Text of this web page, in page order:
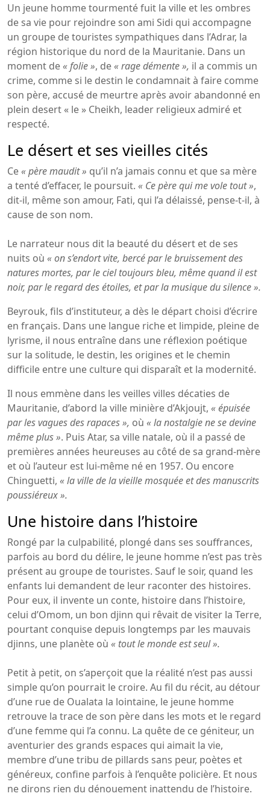
Un jeune homme tourmenté fuit la ville et les ombres
de sa vie pour rejoindre son ami Sidi qui accompagne
un groupe de touristes sympathiques dans l’Adrar, la
région historique du nord de la Mauritanie. Dans un
moment de« folie », de« rage démente », il a commis un
crime, comme si le destin le condamnait à faire comme
son père, accusé de meurtre après avoir abandonné en
plein desert « le » Cheikh, leader religieux admiré et
respecté.
Le désert et ses vieilles cités
Ce« père maudit » qu’il n’a jamais connu et que sa mère
a tenté d’effacer, le poursuit. « Ce père qui me vole tout »,
dit-il, même son amour, Fati, qui l’a délaissé, pense-t-il, à
cause de son nom.
Le narrateur nous dit la beauté du désert et de ses
nuits où « on s’endort vite, bercé par le bruissement des
natures mortes, par le ciel toujours bleu, même quand il est
noir, par le regard des étoiles, et par la musique du silence ».
Beyrouk, fils d’instituteur, a dès le départ choisi d’écrire
en français. Dans une langue riche et limpide, pleine de
lyrisme, il nous entraîne dans une réflexion poétique
sur la solitude, le destin, les origines et le chemin
difficile entre une culture qui disparaît et la modernité.
Il nous emmène dans les veilles villes décaties de
Mauritanie, d’abord la ville minière d’Akjoujt, « épuisée
par les vagues des rapaces », où « la nostalgie ne se devine
même plus ». Puis Atar, sa ville natale, où il a passé de
premières années heureuses au côté de sa grand-mère
et où l’auteur est lui-même né en 1957. Ou encore
Chinguetti, « la ville de la vieille mosquée et des manuscrits
poussiéreux ».
Une histoire dans l’histoire
Rongé par la culpabilité, plongé dans ses souffrances,
parfois au bord du délire, le jeune homme n’est pas très
présent au groupe de touristes. Sauf le soir, quand les
enfants lui demandent de leur raconter des histoires.
Pour eux, il invente un conte, histoire dans l’histoire,
celui d’Omom, un bon djinn qui rêvait de visiter la Terre,
pourtant conquise depuis longtemps par les mauvais
djinns, une planète où « tout le monde est seul ».
Petit à petit, on s’aperçoit que la réalité n’est pas aussi
simple qu’on pourrait le croire. Au fil du récit, au détour
d’une rue de Oualata la lointaine, le jeune homme
retrouve la trace de son père dans les mots et le regard
d’une femme qui l’a connu. La quête de ce géniteur, un
aventurier des grands espaces qui aimait la vie,
membre d’une tribu de pillards sans peur, poètes et
généreux, confine parfois à l’enquête policière. Et nous
ne dirons rien du dénouement inattendu de l’histoire.